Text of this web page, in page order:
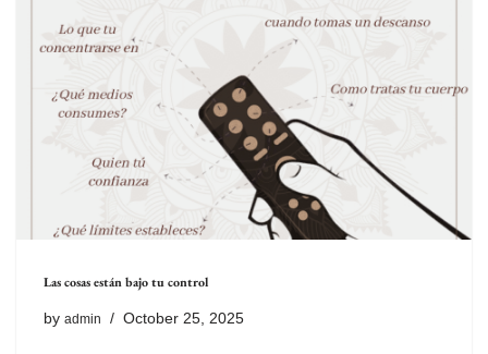
Las cosas están bajo tu control
by admin October 25, 2025